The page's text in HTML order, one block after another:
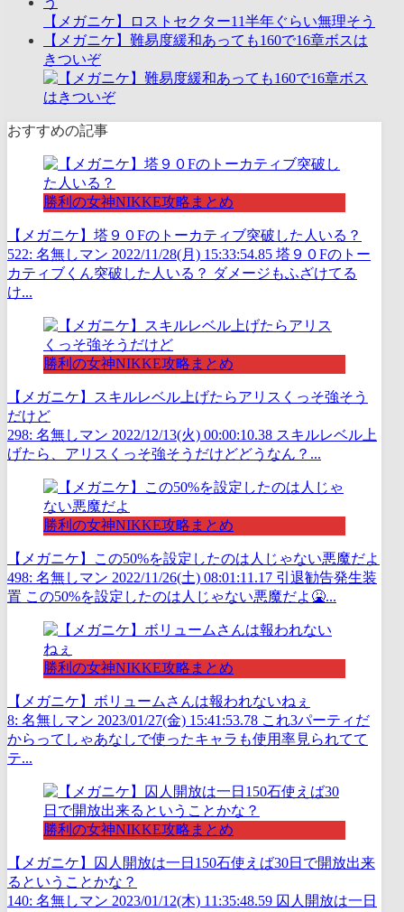
【メガニケ】ロストセクター11半年ぐらい無理そう
【メガニケ】難易度緩和あっても160で16章ボスは
きついぞ
おすすめの記事
勝利の女神NIKKE攻略まとめ
【メガニケ】塔９０Fのトーカティブ突破した人いる？
522: 名無しマン 2022/11/28(月) 15:33:54.85 塔９０Fのトー
カティブくん突破した人いる？ ダメージもふざけてる
け...
勝利の女神NIKKE攻略まとめ
【メガニケ】スキルレベル上げたらアリスくっそ強そう
だけど
298: 名無しマン 2022/12/13(火) 00:00:10.38 スキルレベル上
げたら、アリスくっそ強そうだけどどうなん？...
勝利の女神NIKKE攻略まとめ
【メガニケ】この50%を設定したのは人じゃない悪魔だよ
498: 名無しマン 2022/11/26(土) 08:01:11.17 引退勧告発生装
置 この50%を設定したのは人じゃない悪魔だよ🤮...
勝利の女神NIKKE攻略まとめ
【メガニケ】ボリュームさんは報われないねぇ
8: 名無しマン 2023/01/27(金) 15:41:53.78 これ3パーティだ
からってしゃあなしで使ったキャラも使用率見られてて
テ...
勝利の女神NIKKE攻略まとめ
【メガニケ】囚人開放は一日150石使えば30日で開放出来
るということかな？
140: 名無しマン 2023/01/12(木) 11:35:48.59 囚人開放は一日